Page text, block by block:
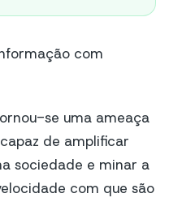
com
se uma ameaça
de amplificar
sociedade e minar a
com que são